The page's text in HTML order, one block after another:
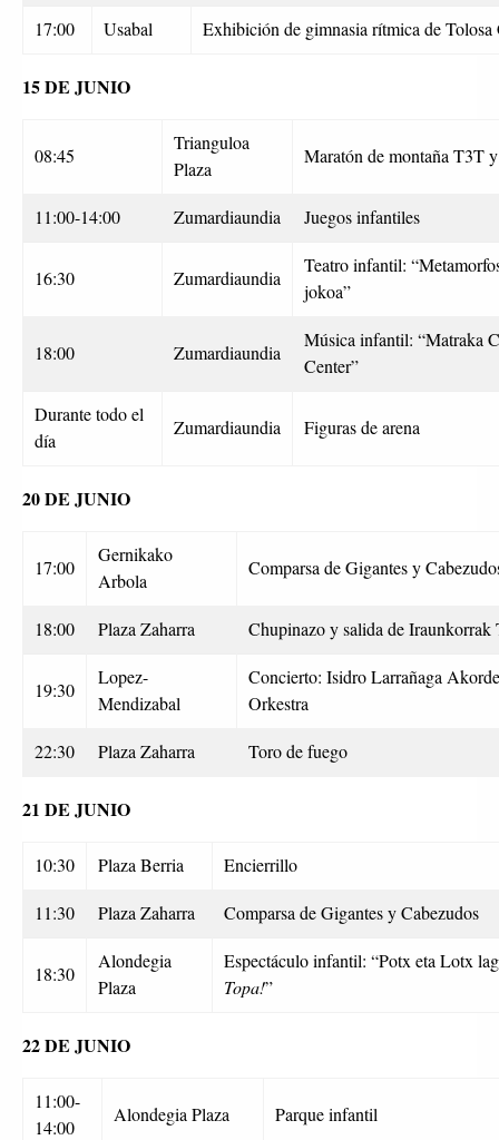
17:00 Usabal Exhibición de gimnasia rítmica de Tolosa
15 DE JUNIO
08:45
Trianguloa
Plaza
Maratón de montaña T3T
11:00-14:00 Zumardiaundia Juegos infantiles
16:30 Zumardiaundia
Teatro infantil:
jokoa”
18:00 Zumardiaundia
Música infantil: “Matraka
Center”
Durante todo el
día
Zumardiaundia Figuras de arena
20 DE JUNIO
17:00
Gernikako
Arbola
Comparsa de Gigantes y
18:00 Plaza Zaharra Chupinazo y salida de Iraunkorrak
19:30
Lopez-
Mendizabal
Concierto: Isidro Larrañaga
Orkestra
22:30 Plaza Zaharra Toro de fuego
21 DE JUNIO
10:30 Plaza Berria Encierrillo
11:30 Plaza Zaharra Comparsa de Gigantes y Cabezudos
18:30
Alondegia
Plaza
Espectáculo infantil: “Potx eta Lotx
Topa!”
22 DE JUNIO
11:00-
14:00
Alondegia Plaza Parque infantil